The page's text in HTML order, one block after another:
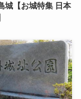
城【お城特集 日本